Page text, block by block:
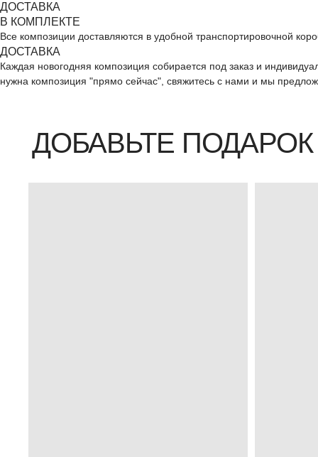
ДОСТАВКА
В КОМПЛЕКТЕ
Все композиции доставляются в удобной транспортировочной
ДОСТАВКА
Каждая новогодняя композиция собирается под заказ и
нужна композиция "прямо сейчас", свяжитесь с нами и мы
ДОБАВЬТЕ ПОДАРОК